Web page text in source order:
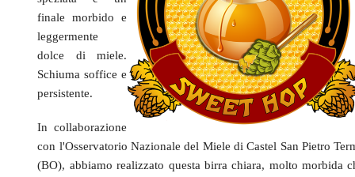
finale morbido e
leggermente
dolce di miele.
Schiuma soffice e
persistente.
In collaborazione
con l'Osservatorio Nazionale del Miele di Castel San Pietro
(BO), abbiamo realizzato questa birra chiara, molto morbida